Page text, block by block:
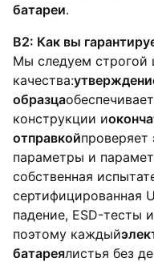
батареи.
В2: Как вы
Мы следуем строгой
качества:
образца
конструкции и
отправкойпроверяет
параметры и
собственная
сертифицированная
падение, ESD-тесты
поэтому каждый
батареялистья без